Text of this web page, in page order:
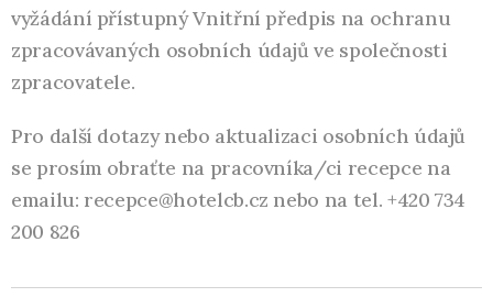
vyžádání přístupný Vnitřní předpis na ochranu
zpracovávaných osobních údajů ve společnosti
zpracovatele.
Pro další dotazy nebo aktualizaci osobních údajů
se prosím obraťte na pracovníka/ci recepce na
emailu: recepce@hotelcb.cz nebo na tel. +420 734
200 826